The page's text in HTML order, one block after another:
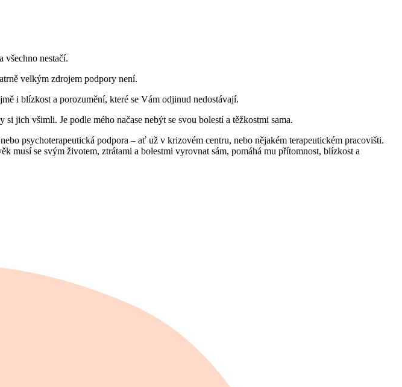
všechno nestačí.
velkým zdrojem podpory není.
i blízkost a porozumění, které se Vám odjinud nedostávají.
jich všimli. Je podle mého načase nebýt se svou bolestí a těžkostmi sama.
psychoterapeutická podpora – ať už v krizovém centru, nebo nějakém terapeutickém pracovišti.
musí se svým životem, ztrátami a bolestmi vyrovnat sám, pomáhá mu přítomnost, blízkost a